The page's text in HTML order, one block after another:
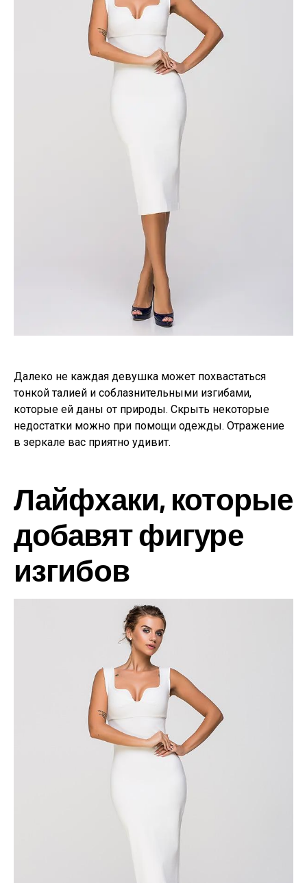
Далеко не каждая девушка может похвастаться
тонкой талией и соблазнительными изгибами,
которые ей даны от природы. Скрыть некоторые
недостатки можно при помощи одежды. Отражение
в зеркале вас приятно удивит.
Лайфхаки, которые
добавят фигуре
изгибов